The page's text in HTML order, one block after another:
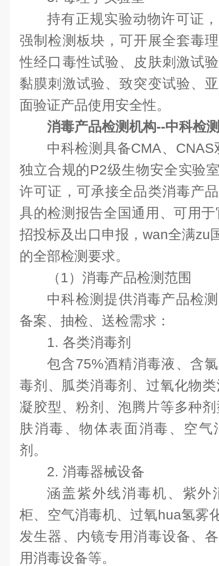
持有正规实验动物许可证
强制检测板块，可开展全套毒
性经口毒性试验、皮肤刺激试
黏膜刺激试验、致突变试验、
面验证产品使用安全性。
消毒产品检测机构--中科检
中科检测具备CMA、
独立合规的P2级生物安全实验
许可证，可承接全品类消毒产
具的检测报告全国通用、可用
招投标及出口申报，wan全满zu
的全部检测要求。
（1）消毒产品检测范围
中科检测提供消毒产品检
备案、抽检、送检需求：
1. 各类消毒剂
包含75%酒精消毒液、含
毒剂、胍类消毒剂、过氧化物
凝胶型、粉剂、泡腾片等多种
肤消毒、物体表面消毒、空
剂。
2. 消毒器械设备
涵盖紫外线消毒机、紫外
柜、空气消毒机、过氧hua氢雾
发生器、内镜专用消毒设备、
用消毒设备等。